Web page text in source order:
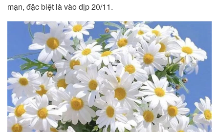
mạn, đặc biệt là vào dịp 20/11.